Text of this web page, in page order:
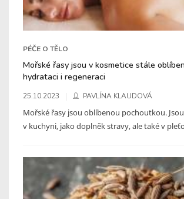
PÉČE O TĚLO
Mořské řasy jsou v kosmetice stále
hydrataci i regeneraci
25.10.2023 PAVLÍNA KLAUDOVÁ
Mořské řasy jsou oblíbenou pochoutkou.
v kuchyni, jako doplněk stravy, ale také v